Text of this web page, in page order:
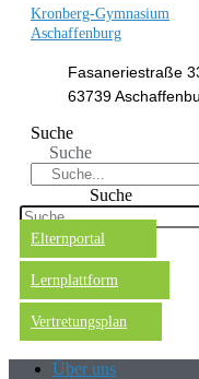
Kronberg-Gymnasium
Aschaffenburg
Fasaneriestraße
63739
Suche
Suche
Suche
Elternportal
Lernplattform
Vertretungsplan
Über uns